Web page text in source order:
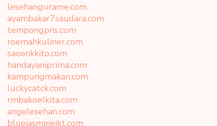
lesehangurame.com
ayambakar7saudara.com
tempongpns.com
roemahkuliner.com
saoenkkito.com
handayaniprima.com
kampungmakan.com
luckycatck.com
rmbakoelkita.com
angelesehan.com
bluejasminejkt.com